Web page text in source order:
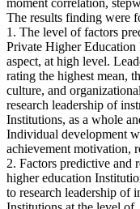
moment correlation,
The results finding were
1. The level of factors
Private Higher Education
aspect, at high level.
rating the highest mean,
culture, and
research leadership of
Institutions, as a whole
Individual development
achievement motivation,
2. Factors predictive and
higher education
to research leadership of